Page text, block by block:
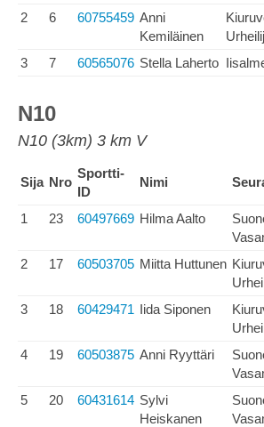
2 6 60755459 Anni
Kemiläinen
3 7 60565076 Stella Laherto
N10
N10 (3km) 3 km V
Sija Nro
Sportti-
ID
Nimi
1 23 60497669 Hilma Aalto
2 17 60503705 Miitta Huttunen
3 18 60429471 Iida Siponen
4 19 60503875 Anni Ryyttäri
5 20 60431614 Sylvi
Heiskanen